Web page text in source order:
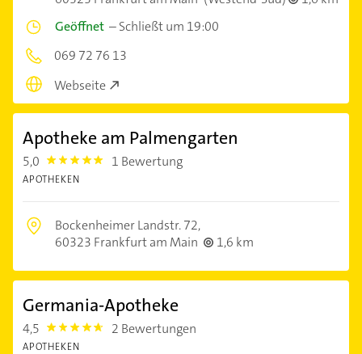
Geöffnet –Schließt um 19:00
069 72 76 13
Webseite
Apotheke am Palmengarten
5,0 5.0 1 Bewertung
APOTHEKEN
Bockenheimer Landstr. 72,
60323 Frankfurt am Main
1,6 km
Germania-Apotheke
4,5 4.5 2 Bewertungen
APOTHEKEN